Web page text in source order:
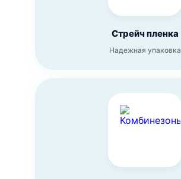
Стрейч пленка
Надежная упаковка